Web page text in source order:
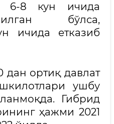
6-8 кун ичида
бўлса,
ичида етказиб
дан ортиқ давлат
ушбу
Гибрид
ҳажми 2021